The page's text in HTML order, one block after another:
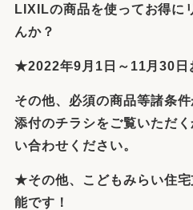
LIXILの商品を使ってお得に
んか？
★2022年9月1日～11月30日
その他、必須の商品等諸条
添付のチラシをご覧いただ
い合わせください。
★その他、こどもみらい住
能です！